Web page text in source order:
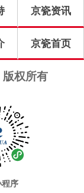
而闻名于世。
Technology
位,产品系列不
作为FCP频
过滤器和石英
位于内卡比绍
振
Pletronics
晶振
晶
IDT晶振
晶
康纳温菲
尔德晶振
Rubyquartz
晶振
QuartzCom
振
振
NJR晶振
京瓷资讯
京瓷首页
版权所有
程序